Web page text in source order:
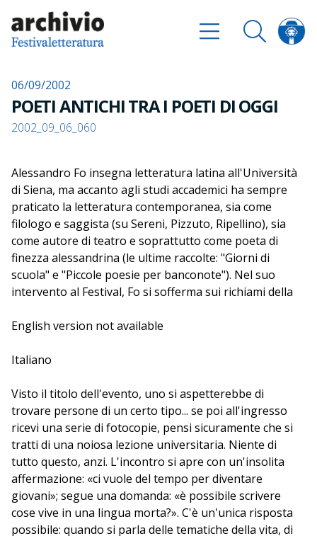
06/09/2002
POETI ANTICHI TRA I POETI DI OGGI
2002_09_06_060
Alessandro Fo insegna letteratura latina all'Università
di Siena, ma accanto agli studi accademici ha sempre
praticato la letteratura contemporanea, sia come
filologo e saggista (su Sereni, Pizzuto, Ripellino), sia
come autore di teatro e soprattutto come poeta di
finezza alessandrina (le ultime raccolte: "Giorni di
scuola" e "Piccole poesie per banconote"). Nel suo
intervento al Festival, Fo si sofferma sui richiami della
intervista Giorgio Bernardi Perini.
English version not available
Italiano
Visto il titolo dell'evento, uno si aspetterebbe di
trovare persone di un certo tipo... se poi all'ingresso
ricevi una serie di fotocopie, pensi sicuramente che si
tratti di una noiosa lezione universitaria. Niente di
tutto questo, anzi. L'incontro si apre con un'insolita
affermazione: «ci vuole del tempo per diventare
giovani»; segue una domanda: «è possibile scrivere
cose vive in una lingua morta?». C'è un'unica risposta
possibile: quando si parla delle tematiche della vita, di